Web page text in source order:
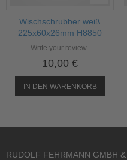
Wischschrubber weiß
225x60x26mm H8850
Write your review
10,00 €
IN DEN WARENKORB
RUDOLF FEHRMANN GMBH